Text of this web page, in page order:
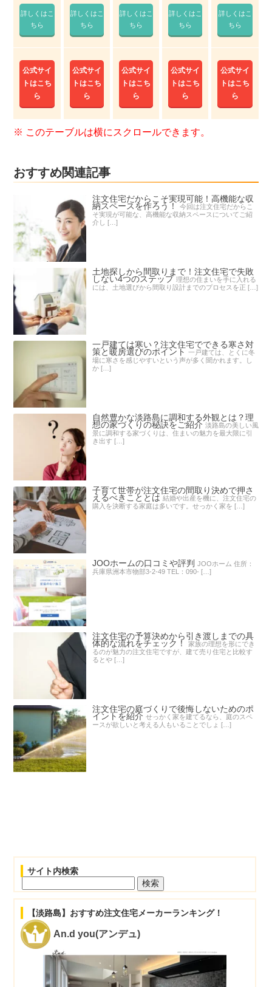
詳しくはこ
ちら
詳しくはこ
ちら
詳しくはこ
ちら
詳しくはこ
ちら
詳しくはこ
ちら
公式サイ
トはこち
ら
公式サイ
トはこち
ら
公式サイ
トはこち
ら
公式サイ
トはこち
ら
公式サイ
トはこち
ら
おすすめ関連記事
注文住宅だからこそ実現可能！高機能な収
納スペースを作ろう！ 今回は注文住宅だからこ
そ実現が可能な、高機能な収納スペースについてご紹
介し […]
土地探しから間取りまで！注文住宅で失敗
しない4つのステップ 理想の住まいを手に入れる
には、土地選びから間取り設計までのプロセスを正 […]
一戸建ては寒い？注文住宅でできる寒さ対
策と暖房選びのポイント 一戸建ては、とくに冬
場に寒さを感じやすいという声が多く聞かれます。し
か […]
自然豊かな淡路島に調和する外観とは？理
想の家づくりの秘訣をご紹介 淡路島の美しい風
景に調和する家づくりは、住まいの魅力を最大限に引
き出す […]
子育て世帯が注文住宅の間取り決めで押さ
えるべきこととは 結婚や出産を機に、注文住宅の
購入を決断する家庭は多いです。せっかく家を […]
JOOホームの口コミや評判 JOOホーム 住所：
兵庫県洲本市物部3-2-49 TEL：090- […]
注文住宅の予算決めから引き渡しまでの具
体的な流れをチェック！
家族の理想を形にでき
るのが魅力の注文住宅ですが、建て売り住宅と比較す
るとや […]
注文住宅の庭づくりで後悔しないためのポ
イントを紹介 せっかく家を建てるなら、庭のスペ
ースが欲しいと考える人もいることでしょ […]
サイト内検索
【淡路島】おすすめ注文住宅メーカーランキング！
An.d you(アンデュ)